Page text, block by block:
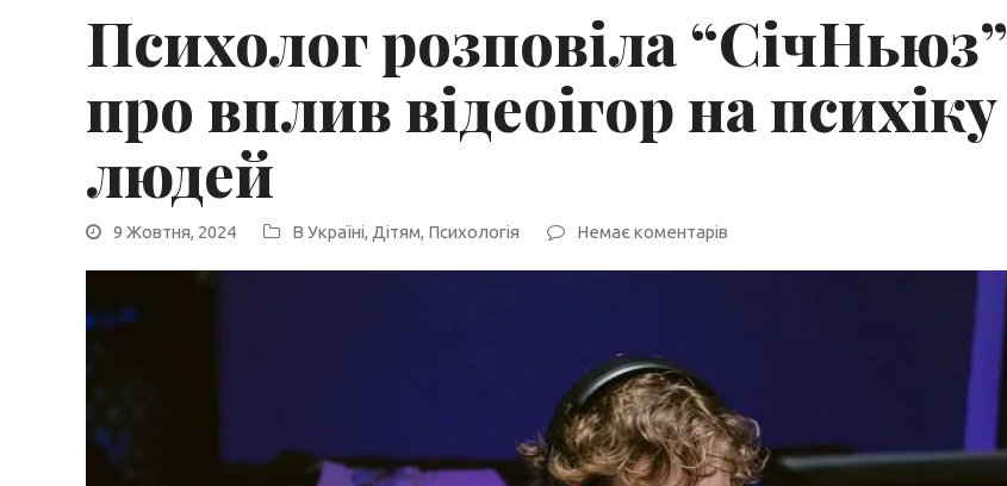
Психолог розповіла “СічНьюз”
про вплив відеоігор на психіку
людей
9 Жовтня, 2024 В Україні, Дітям, Психологія Немає коментарів